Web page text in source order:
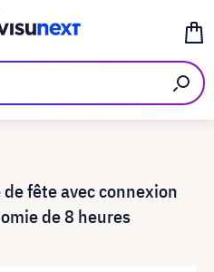
fête avec connexion
de 8 heures